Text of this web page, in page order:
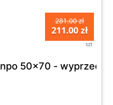
281.00 zł
211.00 zł
szt
50x70 -